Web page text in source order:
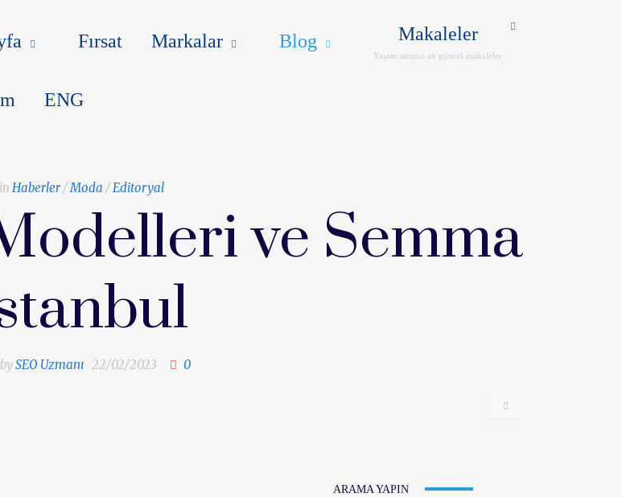
İLETIŞIM ENG
Fırsat Markalar Blog Makaleler
Yaşam tarzına ait güncel makaleler
ENG
in Haberler/Moda /Editoryal
ve Semma
bySEO Uzmanı 22/02/2023 0
ARAMA YAPIN